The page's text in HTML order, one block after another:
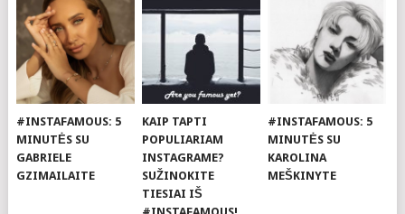
#INSTAFAMOUS: 5
MINUTĖS SU
GABRIELE
GZIMAILAITE
KAIP TAPTI
POPULIARIAM
INSTAGRAME?
SUŽINOKITE
TIESIAI IŠ
#INSTAFAMOUS: 5
MINUTĖS SU
KAROLINA
MEŠKINYTE